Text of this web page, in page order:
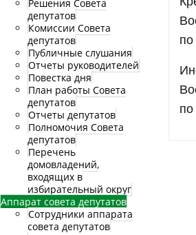
Решения Совета
депутатов
Комиссии Совета
депутатов
Публичные слушания
Отчеты руководителей
Повестка дня
План работы Совета
депутатов
Отчеты депутатов
Полномочия Совета
депутатов
Перечень
домовладений,
входящих в
избирательный округ
Аппарат совета депутатов
Сотрудники аппарата
совета депутатов